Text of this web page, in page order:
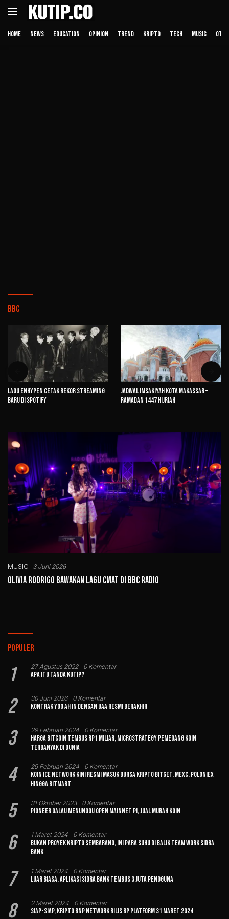
Langsung
HOME NEWS EDUCATION OPINION TREND KRIPTO TECH MUSIC
BBC
Lagu ENHYPEN Cetak Rekor Streaming
Baru di Spotify
Jadwal Imsakiyah Kota Makassar –
Ramadan 1447 Hijriah
MUSIC 3 Juni 2026
Olivia Rodrigo Bawakan Lagu CMAT di BBC Radio
Populer
1 27 Agustus 2022 0 Komentar
Apa Itu Tanda Kutip?
2 30 Juni 2026 0 Komentar
Kontrak Yoo Ah In dengan UAA Resmi Berakhir
3 29 Februari 2024 0 Komentar
Harga Bitcoin Tembus Rp1 Miliar, MicroStrategy Pemegang Koin
Terbanyak di Dunia
4 29 Februari 2024 0 Komentar
Koin Ice Network Kini Resmi Masuk Bursa Kripto Bitget, MEXC, Poloniex
hingga BitMart
5 31 Oktober 2023 0 Komentar
Pioneer Galau Menunggu Open Mainnet Pi, Jual Murah Koin
6 1 Maret 2024 0 Komentar
Bukan Proyek Kripto Sembarang, Ini Para Suhu di Balik Team Work Sidra
Bank
7 1 Maret 2024 0 Komentar
Luar Biasa, Aplikasi Sidra Bank Tembus 3 Juta Pengguna
8 2 Maret 2024 0 Komentar
Siap-siap, Kripto BNP Network Rilis BP Platform 31 Maret 2024